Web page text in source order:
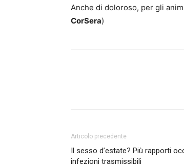
Anche di doloroso, per gli
CorSera)
Articolo precedente
Il sesso d’estate? Più rapporti
infezioni trasmissibili